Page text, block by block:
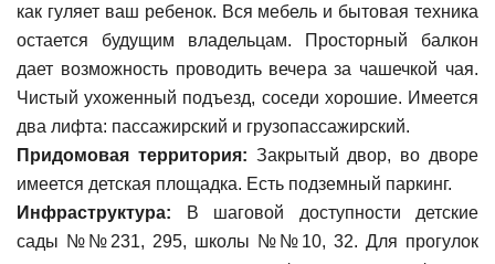
как гуляет ваш ребенок. Вся мебель и бытовая техника
остается будущим владельцам. Просторный балкон
дает возможность проводить вечера за чашечкой чая.
Чистый ухоженный подъезд, соседи хорошие. Имеется
двa лифта: пacсaжиpский и грузопaccaжиpcкий.
Придомовая территория: Закрытый двор, во дворе
имеется детская площадка. Есть подземный паркинг.
Инфраструктура: В шаговой доступности детские
сады №№231, 295, школы №№10, 32. Для прогулок